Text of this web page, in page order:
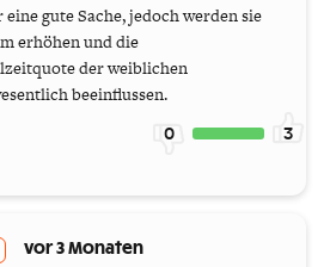
gute Sache, jedoch werden sie
erhöhen und die
der weiblichen
beeinflussen.
0 3
vor 3 Monaten